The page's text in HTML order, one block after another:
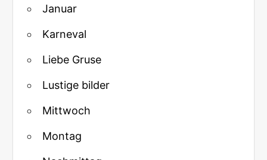
Januar
Karneval
Liebe Gruse
Lustige bilder
Mittwoch
Montag